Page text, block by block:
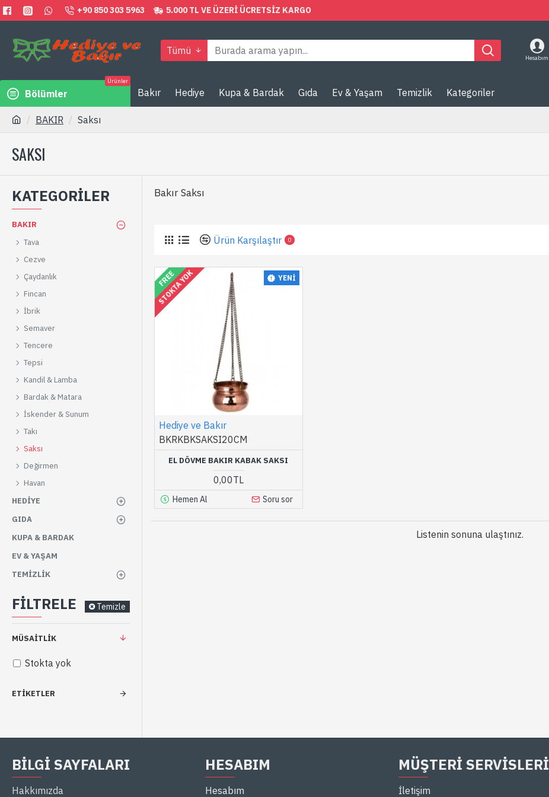
+90 850 303 5963 5.000 TL VE ÜZERI ÜCRETSIZ KARGO
Hesabım
Tümü
Bölümler
Ürünler
Bakır Hediye Kupa & Bardak Gıda Ev & Yaşam Temizlik Kategoriler
BAKIR Saksı
SAKSI
KATEGORILER
BAKIR
Tava
Cezve
Çaydanlık
Fincan
İbrik
Semaver
Tencere
Tepsi
Kandil & Lamba
Bardak & Matara
İskender & Sunum
Takı
Saksı
Değirmen
Havan
HEDIYE
GIDA
KUPA & BARDAK
EV & YAŞAM
TEMIZLIK
FILTRELE Temizle
ETIKETLER
MÜSAITLIK
Stokta yok
Bakır Saksı
Ürün Karşılaştır 0
YENI
FREE
STOKTA YOK
Hediye ve Bakır
BKRKBKSAKSI20CM
EL DÖVME BAKIR KABAK SAKSI
0,00TL
Hemen Al Soru sor
Listenin sonuna ulaştınız.
BILGI SAYFALARI
Hakkımızda
HESABIM
Hesabım
MÜŞTERI SERVISLERI
İletişim